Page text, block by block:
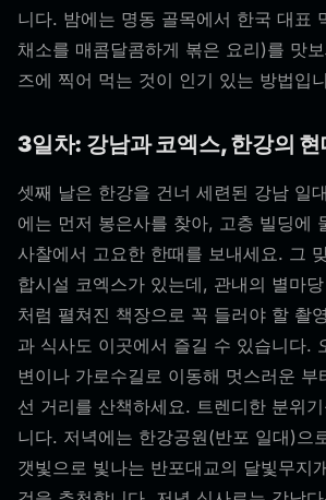
니다. 밤에는 명동 골목에서 한국 대표
채소를 매콤달콤하게 볶은 요리)를 맛
즈에 찍어 먹는 것이 인기 있는 방법입
3일차: 강남과 코엑스, 한강의 현
셋째 날은 한강을 건너 세련된 강남 일
에는 먼저 봉은사를 찾아, 고층 빌딩에
사찰에서 고요한 한때를 보내세요. 그
합시설 코엑스가 있는데, 관내의 별마
처럼 펼쳐진 책장으로 꼭 들러야 할 촬
과 식사도 이곳에서 즐길 수 있습니다.
변이나 가로수길로 이동해 멋스러운 부
선 거리를 산책하세요. 트렌디한 분위
니다. 저녁에는 한강공원(반포 일대)으
갯빛으로 빛나는 반포대교의 달빛무지